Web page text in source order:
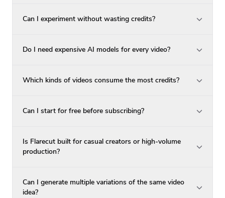
Can I experiment without wasting credits?
Do I need expensive AI models for every video?
Which kinds of videos consume the most credits?
Can I start for free before subscribing?
Is Flarecut built for casual creators or high-volume
production?
Can I generate multiple variations of the same video
idea?